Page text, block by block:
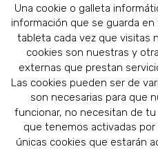
Una cookie o galleta
información que se guarda en
tableta cada vez que visitas
cookies son nuestras y
externas que prestan
Las cookies pueden ser de
son necesarias para que
funcionar, no necesitan de
que tenemos activadas
únicas cookies que estarán